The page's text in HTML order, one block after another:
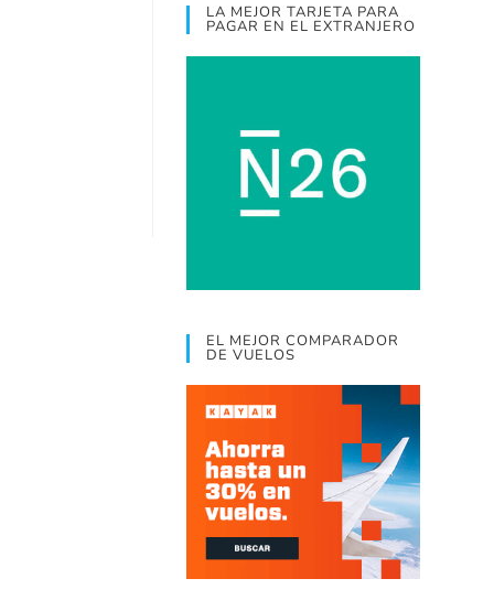
LA MEJOR TARJETA PARA
PAGAR EN EL EXTRANJERO
EL MEJOR COMPARADOR
DE VUELOS